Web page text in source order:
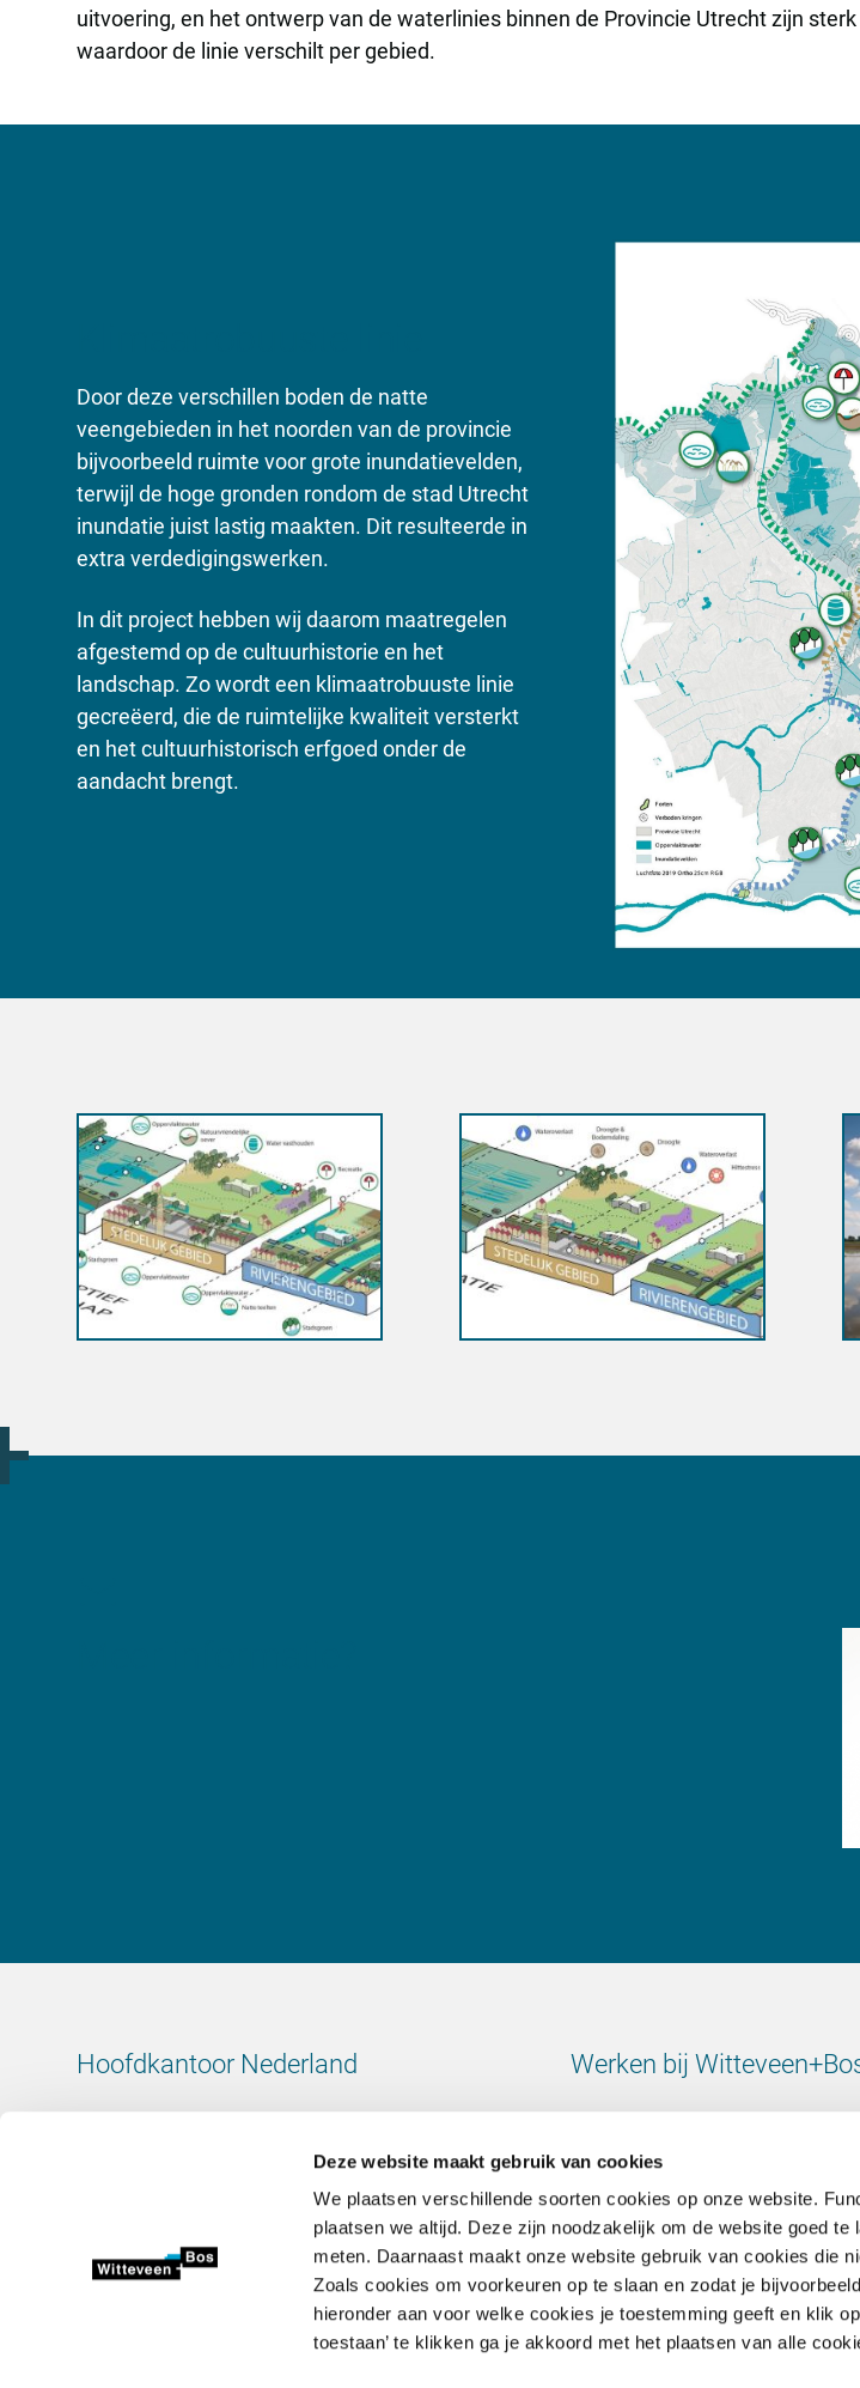
Deze website maakt gebruik van cookies
We plaatsen verschillende soorten cookies op onze website.
plaatsen we altijd. Deze zijn noodzakelijk om de website goed te
meten. Daarnaast maakt onze website gebruik van cookies die
Zoals cookies om voorkeuren op te slaan en zodat je
hieronder aan voor welke cookies je toestemming geeft en klik op
toestaan’ te klikken ga je akkoord met het plaatsen van alle
uitvoering, en het ontwerp van de waterlinies binnen de Provincie Utrecht zijn
waardoor de linie verschilt per gebied.
Door deze verschillen boden de natte
veengebieden in het noorden van de provincie
bijvoorbeeld ruimte voor grote inundatievelden,
terwijl de hoge gronden rondom de stad Utrecht
inundatie juist lastig maakten. Dit resulteerde in
extra verdedigingswerken.
In dit project hebben wij daarom maatregelen
afgestemd op de cultuurhistorie en het
landschap. Zo wordt een klimaatrobuuste linie
gecreëerd, die de ruimtelijke kwaliteit versterkt
en het cultuurhistorisch erfgoed onder de
aandacht brengt.
Hoofdkantoor Nederland
BTW-nummer: 800288920
Werken bij
Contact
Ga naar onze contactpagina